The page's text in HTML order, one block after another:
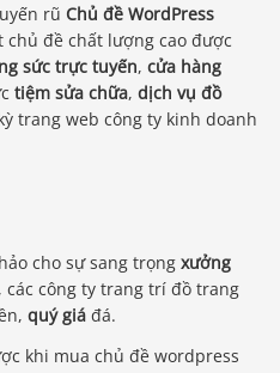
rũ Chủ đề WordPress
chủ đề chất lượng cao được
sức trực tuyến, cửa hàng
tiệm sửa chữa, dịch vụ đồ
trang web công ty kinh doanh
cho sự sang trọng xưởng
công ty trang trí đồ trang
quý giá đá.